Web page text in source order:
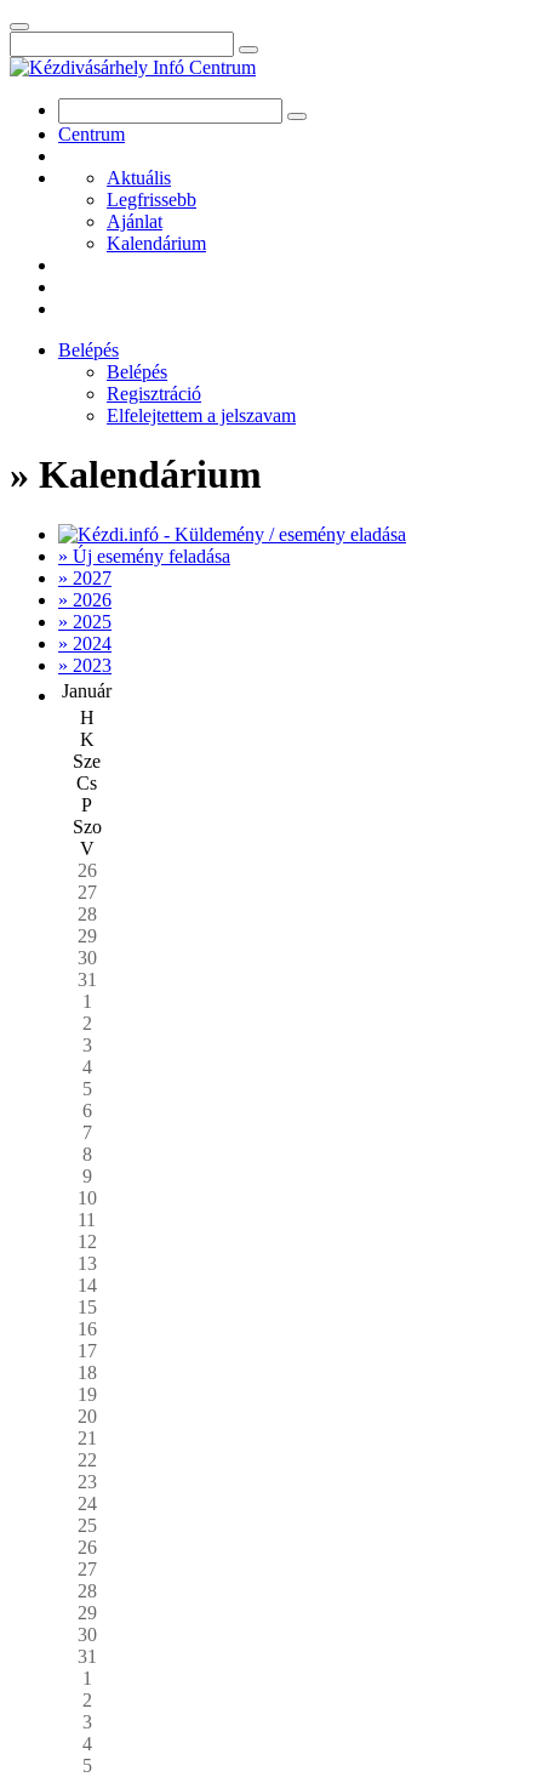
Centrum
Aktuális
Legfrissebb
Ajánlat
Kalendárium
Belépés
Belépés
Regisztráció
Elfelejtettem a jelszavam
» Kalendárium
» Új esemény feladása
» 2027
» 2026
» 2025
» 2024
» 2023
Január
H
K
Sze
Cs
P
Szo
V
26
27
28
29
30
31
1
2
3
4
5
6
7
8
9
10
11
12
13
14
15
16
17
18
19
20
21
22
23
24
25
26
27
28
29
30
31
1
2
3
4
5